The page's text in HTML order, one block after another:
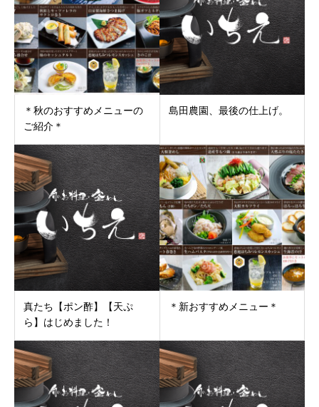
＊秋のおすすめメニューの
ご紹介＊
島田農園、最後の仕上げ。
真たち【ポン酢】【天ぷ
ら】はじめました！
＊新おすすめメニュー＊